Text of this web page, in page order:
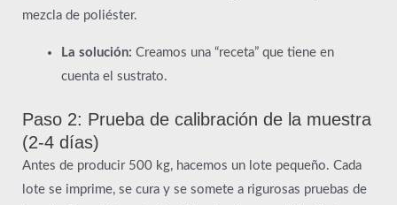
mezcla de poliéster.
La solución: Creamos una “receta” que tiene en
cuenta el sustrato.
Paso 2: Prueba de calibración de la muestra
(2-4 días)
Antes de producir 500 kg, hacemos un lote pequeño. Cada
lote se imprime, se cura y se somete a rigurosas pruebas de